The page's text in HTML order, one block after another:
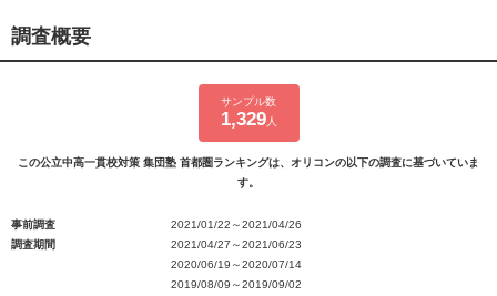
調査概要
サンプル数
1,329人
この公立中高一貫校対策 集団塾 首都圏ランキングは、オリコンの以下の調査に基づいていま
す。
事前調査
2021/01/22～2021/04/26
調査期間
2021/04/27～2021/06/23
2020/06/19～2020/07/14
2019/08/09～2019/09/02